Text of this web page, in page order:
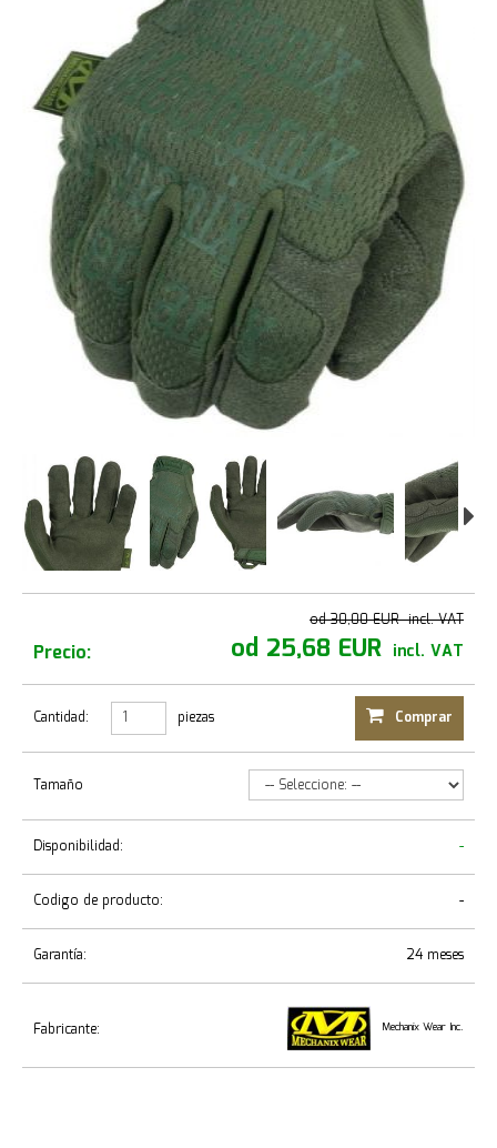
od 30,00 EUR incl. VAT
Precio: od 25,68 EUR incl. VAT
Cantidad: piezas Comprar
Tamaño
Disponibilidad: -
Codigo de producto: -
Garantía: 24 meses
Fabricante: Mechanix Wear Inc.